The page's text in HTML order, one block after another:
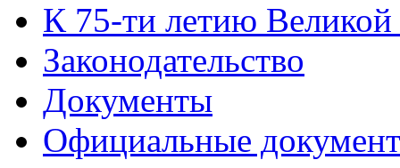
К 75-ти летию
Законодательство
Документы
Официальные